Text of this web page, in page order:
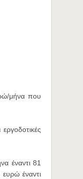
μήνα που
έναντι 81
έναντι